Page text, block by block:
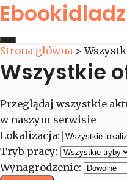
Strona główna
Oferty pracy
Kontakt
Strona główna >
Wszystkie
Przeglądaj wszystkie
w naszym serwisie
Lokalizacja:
Tryb pracy:
Wynagrodzenie: